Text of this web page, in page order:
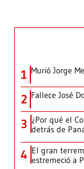
1 Murió Jorge
2 Fallece José
3 ¿Por qué el
detrás de
4 El gran
estremeció a